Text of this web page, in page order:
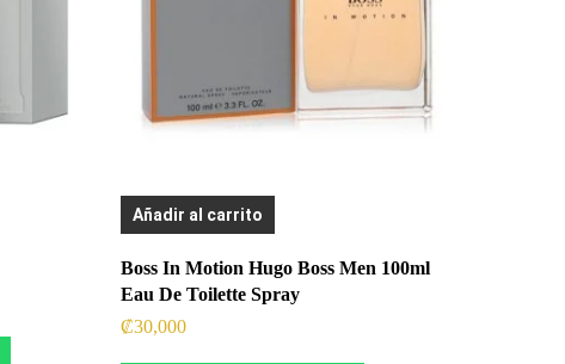
Añadir al carrito
Boss In Motion Hugo Boss Men 100ml
Eau De Toilette Spray
₡30,000